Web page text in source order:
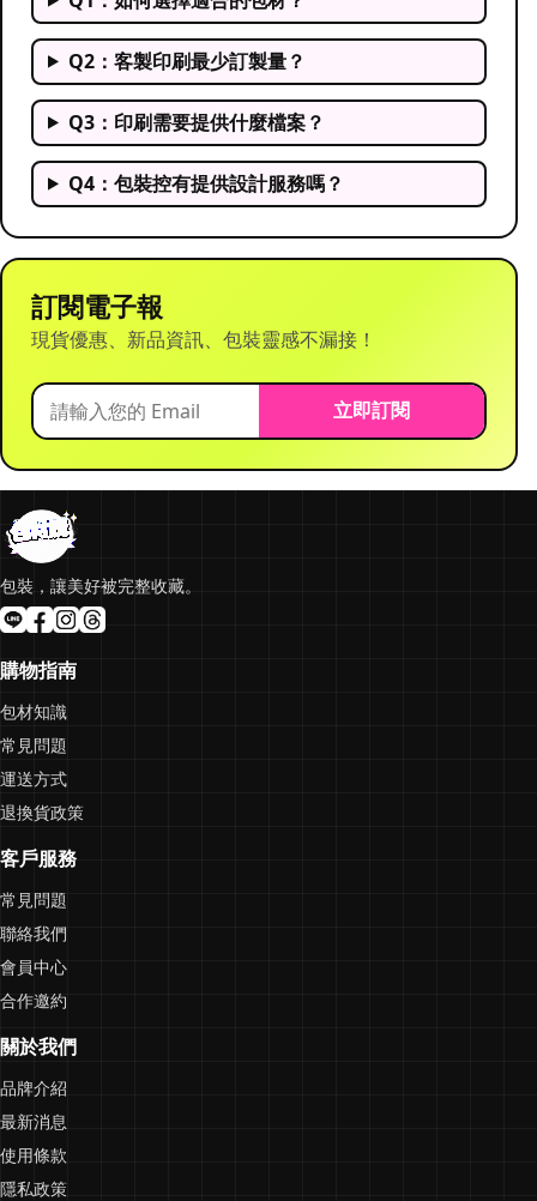
Q2：客製印刷最少訂製量？
Q3：印刷需要提供什麼檔案？
Q4：包裝控有提供設計服務嗎？
訂閱電子報
現貨優惠、新品資訊、包裝靈感不漏接！
立即訂閱
包裝，讓美好被完整收藏。
購物指南
包材知識
常見問題
運送方式
退換貨政策
客戶服務
常見問題
聯絡我們
會員中心
合作邀約
關於我們
品牌介紹
最新消息
使用條款
隱私政策